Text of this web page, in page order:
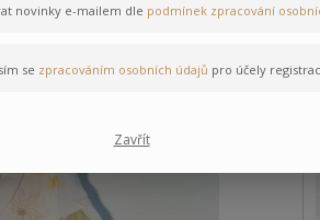
novinky e-mailem dle podmínek zpracování
se zpracováním osobních údajů pro účely
Zavřít